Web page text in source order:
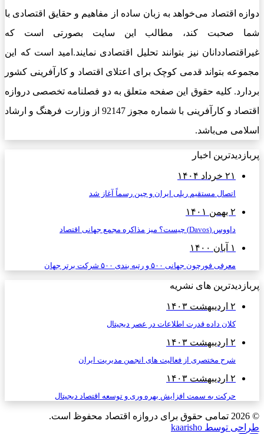
دوازه اقتصاد می‌خواهد به زبان ساده از مفاهیم و حقایق اقتصادی با
شما صحبت کند، مطالب این سایت بصورتی است که
غیراقتصاددانان نیز بتوانند تحلیل اقتصادی نمایند.امید است که این
مجموعه بتواند قدمی کوچک برای اعتلای اقتصاد و کارآفرینی کشور
بردارد. کلیه حقوق این صفحه متعلق به دو فصلنامه تخصصی دروازه
اقتصاد و کارآفرینی با شماره مجوز 92147 از وزارت فرهنگ و ارشاد
اسلامی می‌باشد.
پربازدیدترین اخبار
۲۱ خرداد ۱۴۰۴
اتصال مستقیم ریلی ایران و چین رسماً آغاز شد
۲ بهمن ۱۴۰۱
داووس (Davos) چیست؟ میز مذاکره مجمع جهانی اقتصاد
۱ آبان ۱۴۰۰
معرفی فورچون جهانی ۵۰۰ و رتبه بندی ۵۰۰ شرکت برتر جهان
پربازدیدترین های نشریه
۲ اردیبهشت ۱۴۰۳
کلان داده قدرت اطلاعات در عصر دیجیتال
۲ اردیبهشت ۱۴۰۳
شرح مختصری از فعالیت های انجمن مدیریت ایران
۲ اردیبهشت ۱۴۰۳
حرکت به سمت افزایش بهره وری و توسعه اقتصاد دیجیتال
© 2026
تمامی حقوق برای دروازه اقتصاد محفوظ است.
طراحی توسط kaarisho